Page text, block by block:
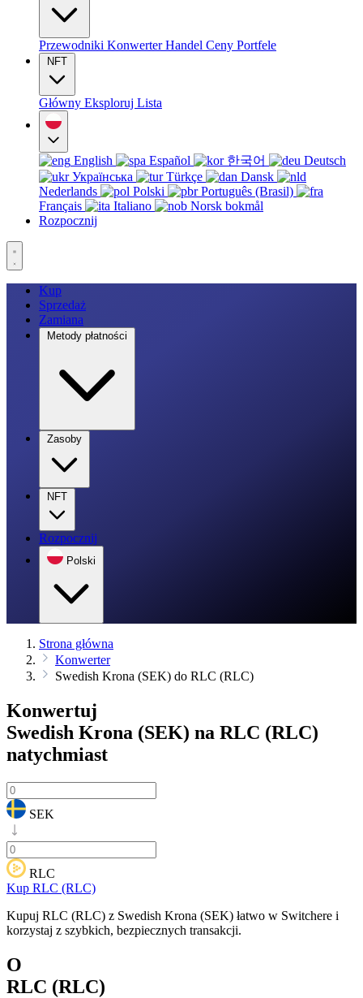
Przewodniki KonwerterHandel Ceny Portfele
NFT
Główny Eksploruj Lista
English Español 한국어
Deutsch
Українська
Türkçe
Dansk
Nederlands
Polski
Português (Brasil)
Français
Italiano
Norsk bokmål
Rozpocznij
Kup
Sprzedaż
Zamiana
Metody płatności
Zasoby
NFT
Rozpocznij
Polski
Strona główna
Konwerter
Swedish Krona (SEK) do RLC (RLC)
Konwertuj
Swedish Krona (SEK) na RLC (RLC)
natychmiast
SEK
RLC
Kup RLC (RLC)
Kupuj RLC (RLC) z Swedish Krona (SEK) łatwo w Switchere i
korzystaj z szybkich, bezpiecznych transakcji.
O
RLC (RLC)